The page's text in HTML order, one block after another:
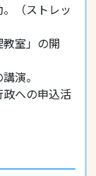
（ストレッ
室」の開
演。
への申込活